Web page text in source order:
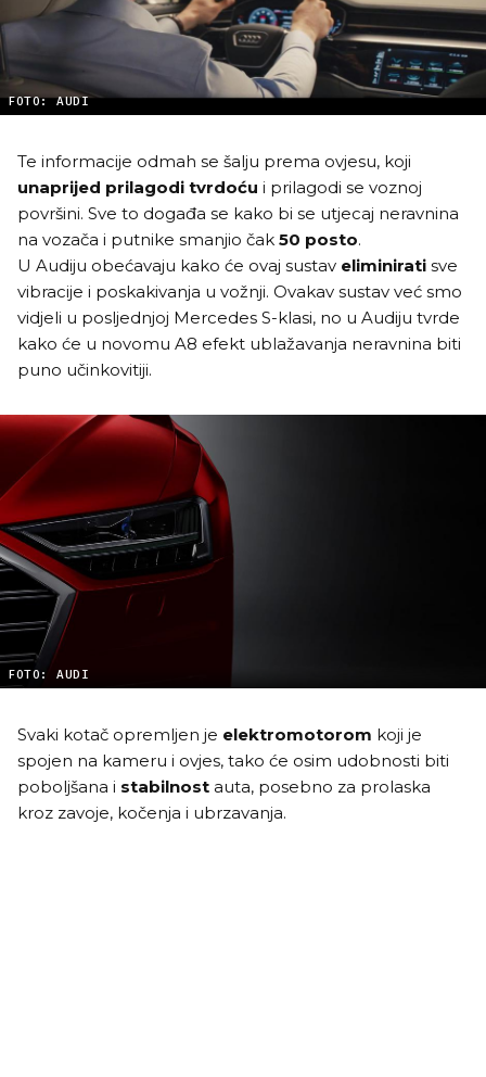
FOTO: AUDI
Te informacije odmah se šalju prema ovjesu, koji
unaprijed prilagodi tvrdoću i prilagodi se voznoj
površini. Sve to događa se kako bi se utjecaj neravnina
na vozača i putnike smanjio čak 50 posto.
U Audiju obećavaju kako će ovaj sustav eliminirati sve
vibracije i poskakivanja u vožnji. Ovakav sustav već smo
vidjeli u posljednjoj Mercedes S-klasi, no u Audiju tvrde
kako će u novomu A8 efekt ublažavanja neravnina biti
puno učinkovitiji.
FOTO: AUDI
Svaki kotač opremljen je elektromotorom koji je
spojen na kameru i ovjes, tako će osim udobnosti biti
poboljšana i stabilnost auta, posebno za prolaska
kroz zavoje, kočenja i ubrzavanja.